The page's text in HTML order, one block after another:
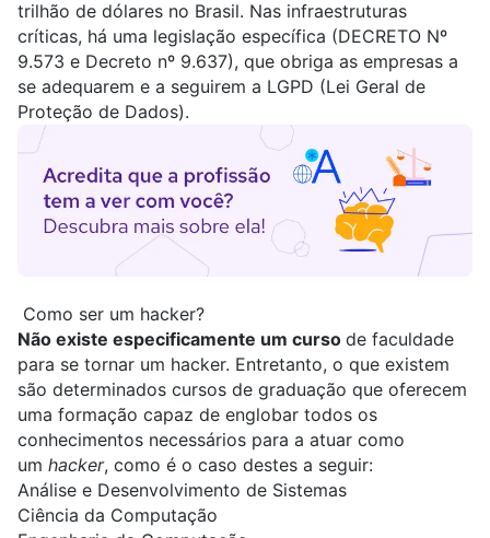
trilhão de dólares no Brasil. Nas infraestruturas
críticas, há uma legislação específica (DECRETO Nº
9.573 e Decreto nº 9.637), que obriga as empresas a
se adequarem e a seguirem a LGPD (Lei Geral de
Proteção de Dados).
Como ser um hacker?
Não existe especificamente um curso de faculdade
para se tornar um hacker. Entretanto, o que existem
são determinados cursos de graduação que oferecem
uma formação capaz de englobar todos os
conhecimentos necessários para a atuar como
um hacker, como é o caso destes a seguir:
Análise e Desenvolvimento de Sistemas
Ciência da Computação